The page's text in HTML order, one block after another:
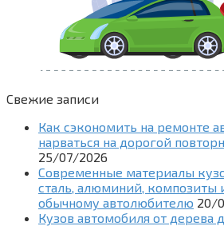
Свежие записи
Как сэкономить на ремонте
нарваться на дорогой
25/07/2026
Современные материалы
сталь, алюминий, композиты
обычному автолюбителю 20/
Кузов автомобиля от дерева